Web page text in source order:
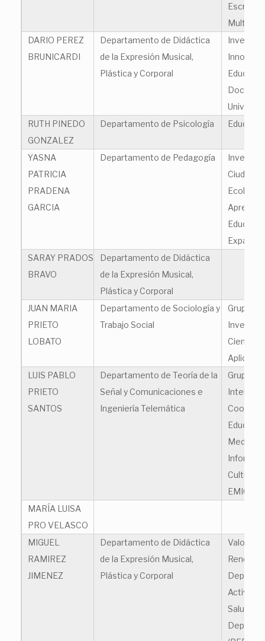
Escrita y
DARIO PEREZ
BRUNICARDI
Departamento de Didáctica
de la Expresión Musical,
Plástica y Corporal
Docencia
RUTH PINEDO
GONZALEZ
Departamento de Psicología
YASNA
PATRICIA
PRADENA
GARCIA
Departamento de Pedagogía
SARAY PRADOS
BRAVO
Departamento de Didáctica
de la Expresión Musical,
Plástica y Corporal
JUAN MARIA
PRIETO
LOBATO
Departamento de Sociología y
Trabajo Social
Grupo de
Ciencias
Aplicadas
LUIS PABLO
PRIETO
SANTOS
Departamento de Teoría de la
Señal y Comunicaciones e
Ingeniería Telemática
Grupo
Medios,
Cultura
EMIC)
MARÍA LUISA
PRO VELASCO
MIGUEL
RAMIREZ
JIMENEZ
Departamento de Didáctica
de la Expresión Musical,
Plástica y Corporal
Salud, y